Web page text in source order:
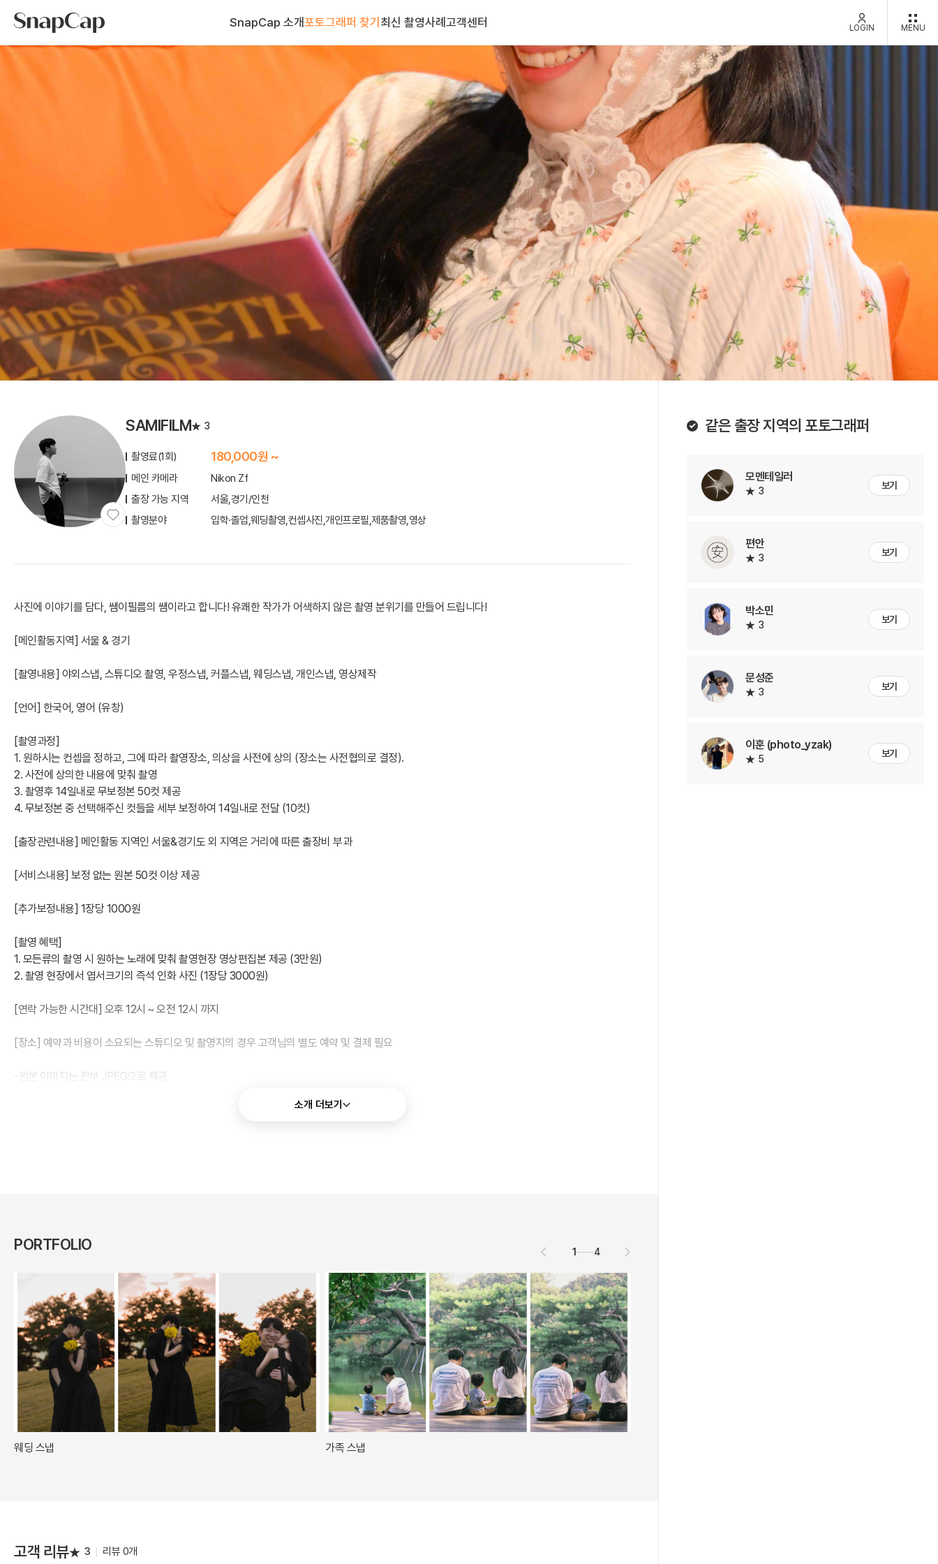
SnapCap 소개포토그래퍼 찾기 최신 촬영사례 고객센터 LOGIN MENU
SAMIFILM 3
촬영료(1회) 180,000원 ~
메인 카메라
Nikon Zf
출장 가능 지역
서울,경기/인천
촬영분야
입학·졸업,웨딩촬영,컨셉사진,개인프로필,제품촬영,영상
사진에 이야기를 담다, 쌤이필름의 쌤이라고 합니다! 유쾌한 작가가 어색하지 않은 촬영 분위기를 만들어 드립니다!
[메인활동지역] 서울 & 경기
[촬영내용] 야외스냅, 스튜디오 촬영, 우정스냅, 커플스냅, 웨딩스냅, 개인스냅, 영상제작
[언어] 한국어, 영어 (유창)
[촬영과정]
1. 원하시는 컨셉을 정하고, 그에 따라 촬영장소, 의상을 사전에 상의 (장소는 사전협의로 결정).
2. 사전에 상의한 내용에 맞춰 촬영
3. 촬영후 14일내로 무보정본 50컷 제공
4. 무보정본 중 선택해주신 컷들을 세부 보정하여 14일내로 전달 (10컷)
[출장관련내용] 메인활동 지역인 서울&경기도 외 지역은 거리에 따른 출장비 부과
[서비스내용] 보정 없는 원본 50컷 이상 제공
[추가보정내용] 1장당 1000원
[촬영 혜택]
1. 모든류의 촬영 시 원하는 노래에 맞춰 촬영현장 영상편집본 제공 (3만원)
2. 촬영 현장에서 엽서크기의 즉석 인화 사진 (1장당 3000원)
[연락 가능한 시간대] 오후 12시 ~ 오전 12시 까지
[장소] 예약과 비용이 소요되는 스튜디오 및 촬영지의 경우 고객님의 별도 예약 및 결제 필요
-원본 이미지는 전부 JPEG으로 제공
소개 더보기
PORTFOLIO
웨딩 스냅 가족 스냅
1 4
고객 리뷰 3 리뷰 0개
같은 출장 지역의 포토그래퍼
모멘테일러
3 보기
편안
3 보기
박소민
3 보기
문성준
3 보기
이훈 (photo_yzak)
5 보기